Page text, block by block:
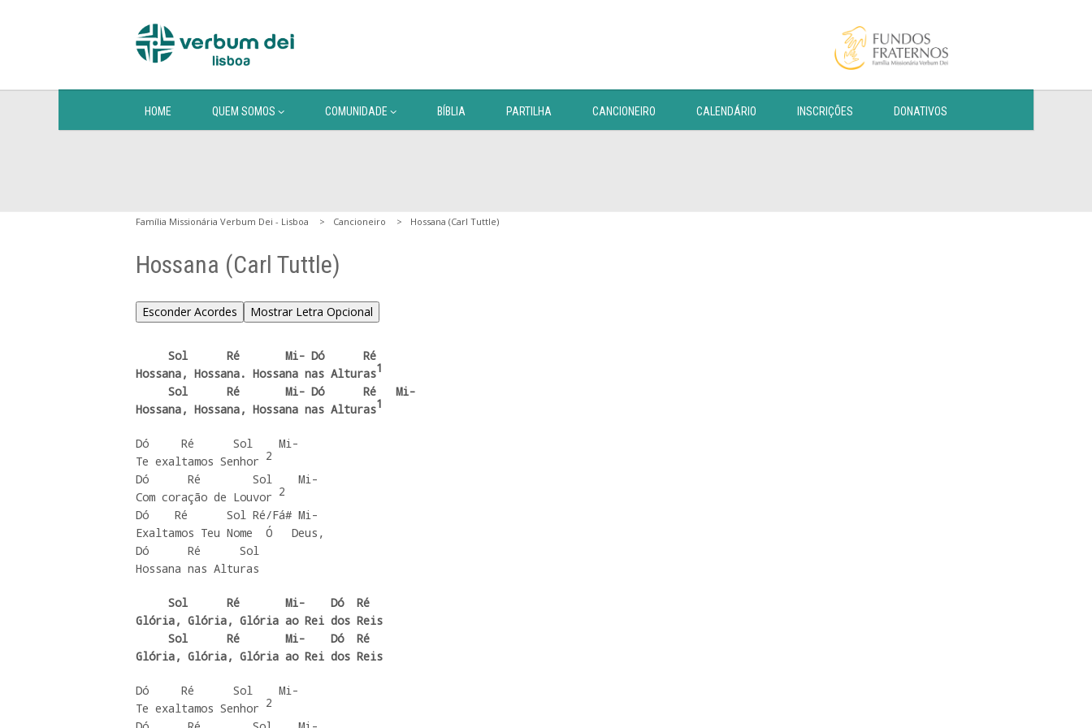
HOME QUEM SOMOS COMUNIDADE BÍBLIA PARTILHA CANCIONEIRO CALENDÁRIO INSCRIÇÕES DONATIVOS
Família Missionária Verbum Dei - Lisboa Cancioneiro Hossana (Carl Tuttle)
Hossana (Carl Tuttle)
Esconder Acordes Mostrar Letra Opcional
Hossana, Hossana. Hossana nas Alturas1
Hossana, Hossana, Hossana nas Alturas1
Dó     Ré      Sol    Mi-
Te exaltamos Senhor 2
Dó      Ré        Sol    Mi-
Com coração de Louvor 2
Dó    Ré      Sol Ré/Fá# Mi-
Exaltamos Teu Nome  Ó   Deus,
Dó      Ré      Sol
Hossana nas Alturas
Glória, Glória, Glória ao Rei dos Reis
Glória, Glória, Glória ao Rei dos Reis
Dó     Ré      Sol    Mi-
Te exaltamos Senhor 2